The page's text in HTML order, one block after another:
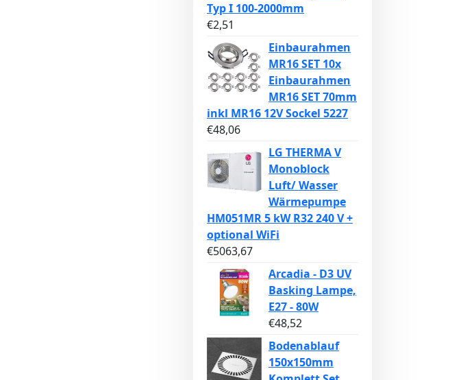
Typ I 100-2000mm
€2,51
Einbaurahmen
MR16 SET 10x
Einbaurahmen
MR16 SET 70mm
inkl MR16 12V Sockel 5227
€48,06
LG THERMA V
Monoblock
Luft/ Wasser
Wärmepumpe
HM051MR 5 kW R32 240 V +
optional WiFi
€5063,67
Arcadia - D3 UV
Basking Lampe,
E27 - 80W
€48,52
Bodenablauf
150x150mm